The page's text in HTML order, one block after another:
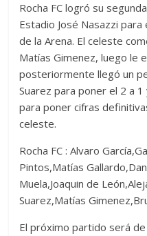
Rocha FC logró su
Estadio José Nasazzi
de la Arena. El celeste
Matías Gimenez, luego le
posteriormente llegó un
Suarez para poner el 2 a
para poner cifras
celeste.
Rocha FC : Alvaro
Pintos,Matías
Muela,Joaquin de
Suarez,Matías
El próximo partido será